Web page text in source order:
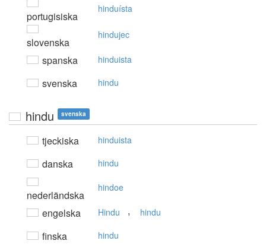
portugisiska
hinduísta
slovenska
hindujec
spanska hinduista
svenska hindu
hindu svenska
tjeckiska hinduista
danska hindu
nederländska
hindoe
engelska Hindu , hindu
finska hindu